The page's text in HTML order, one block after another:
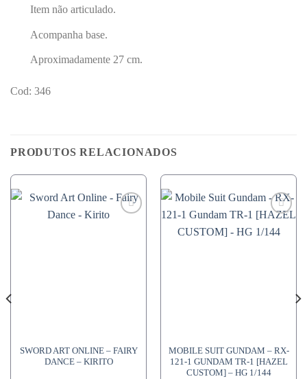
Item não articulado.
Acompanha base.
Aproximadamente 27 cm.
Cod: 346
PRODUTOS RELACIONADOS
SWORD ART ONLINE – FAIRY
DANCE – KIRITO
MOBILE SUIT GUNDAM – RX-
121-1 GUNDAM TR-1 [HAZEL
CUSTOM] – HG 1/144